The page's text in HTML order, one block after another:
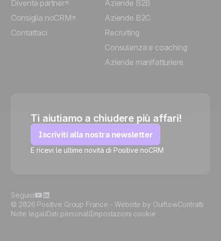
🍪
Manage cookies
Diventa partner
Consiglia noCRM
Contattaci
Aziende B2B
Aziende B2C
Recruiting
Consulenza e coaching
Aziende manifatturiere
Ti aiutiamo a chiudere più affari!
Iscriviti alla nostra newsletter
E ricevi le ultime novità di Positive noCRM
© 2026 Positive Group France -Website by OuiflowContratti
Note legaliDati personaliImpostazioni cookie
Seguici